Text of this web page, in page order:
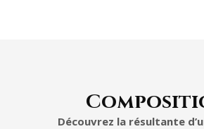
Découvrez la résultante